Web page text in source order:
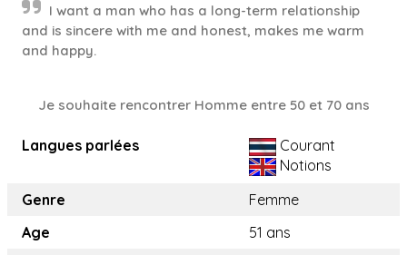
I want a man who has a long-term relationship
and is sincere with me and honest, makes me warm
and happy.
Je souhaite rencontrer Homme entre 50 et 70 ans
Langues parlées
Courant
Notions
Genre
Femme
Age
51 ans